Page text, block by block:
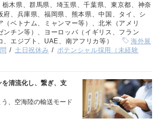
木県、群馬県、埼玉県、千葉県、東京都、神奈
、兵庫県、福岡県、熊本県、中国、タイ、シ
ベトナム、ミャンマー等）、北米（アメリ
チン等）、ヨーロッパ（イギリス、フラン
エジプト、UAE、南アフリカ等）
海外展
土日祝休み
ポテンシャル採用（未経験
清流化し、繋ぎ、支
、空海陸の輸送モード